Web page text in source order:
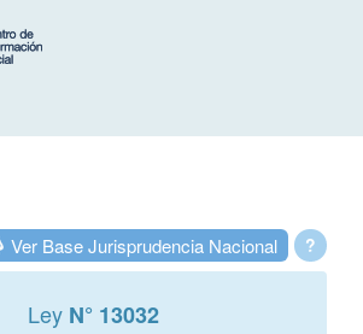
?
Ver Base Jurisprudencia Nacional
Ley N° 13032